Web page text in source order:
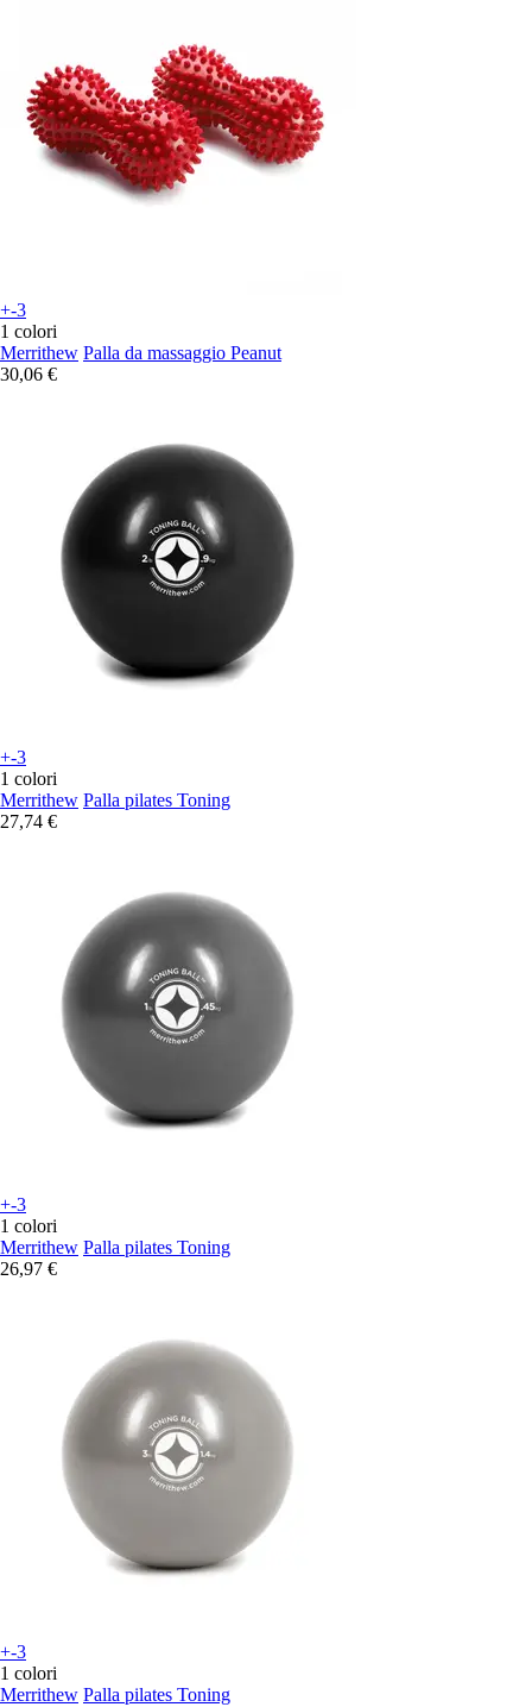
+-3
1 colori
Merrithew Palla da massaggio Peanut
30,06 €
+-3
1 colori
Merrithew Palla pilates Toning
27,74 €
+-3
1 colori
Merrithew Palla pilates Toning
26,97 €
+-3
1 colori
Merrithew Palla pilates Toning